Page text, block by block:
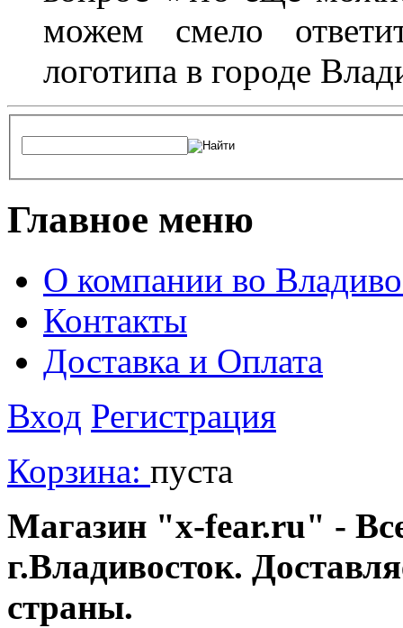
можем смело
логотипа в городе
Главное меню
О компании во
Контакты
Доставка и Оплата
Вход Регистрация
Корзина: пуста
Магазин "x-fear.ru" -
г.Владивосток.
страны.